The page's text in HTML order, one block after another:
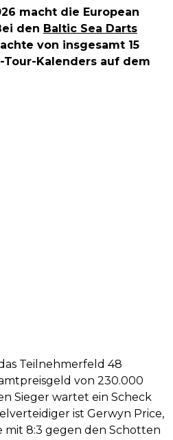
macht die European
den Baltic Sea Darts
von insgesamt 15
Tour-Kalenders auf dem
Teilnehmerfeld 48
von 230.000
Sieger wartet ein Scheck
ist Gerwyn Price,
mit 8:3 gegen den Schotten